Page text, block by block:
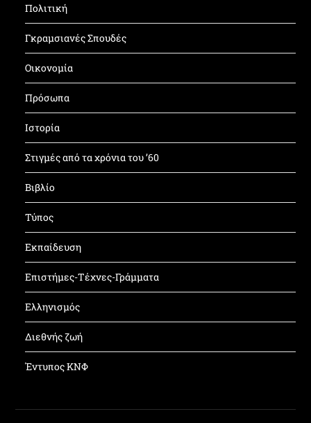
Πολιτική
Γκραμσιανές Σπουδές
Οικονομία
Πρόσωπα
Ιστορία
Στιγμές από τα χρόνια του ’60
Βιβλίο
Τύπος
Εκπαίδευση
Επιστήμες-Τέχνες-Γράμματα
Ελληνισμός
Διεθνής ζωή
Έντυπος ΚΝΦ